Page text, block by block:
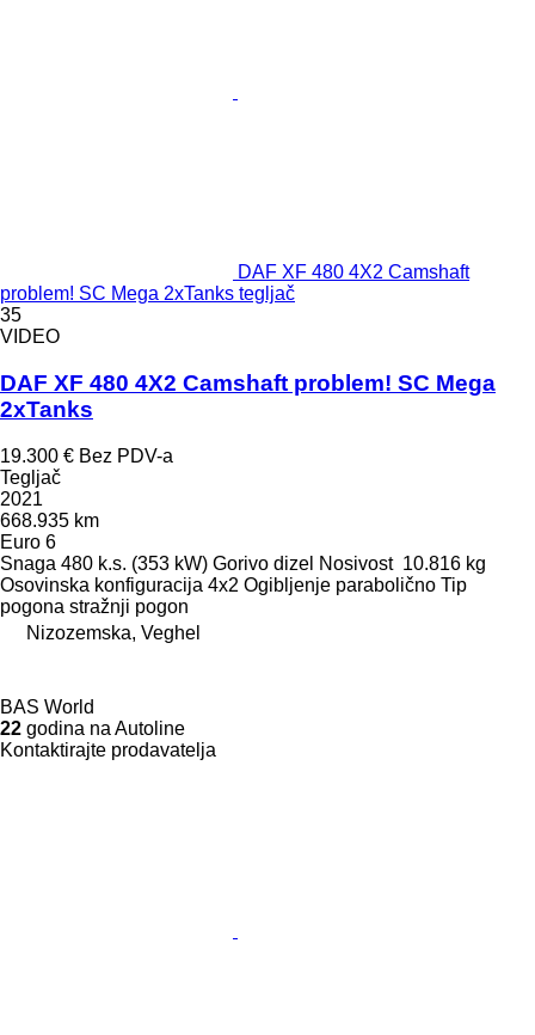
DAF XF 480 4X2 Camshaft
problem! SC Mega 2xTanks tegljač
35
VIDEO
DAF XF 480 4X2 Camshaft problem! SC Mega
2xTanks
19.300 € Bez PDV-a
Tegljač
2021
668.935 km
Euro 6
Snaga 480 k.s. (353 kW) Gorivo dizel Nosivost 10.816 kg
Osovinska konfiguracija 4x2 Ogibljenje parabolično Tip
pogona stražnji pogon
Nizozemska, Veghel
BAS World
22 godina na Autoline
Kontaktirajte prodavatelja